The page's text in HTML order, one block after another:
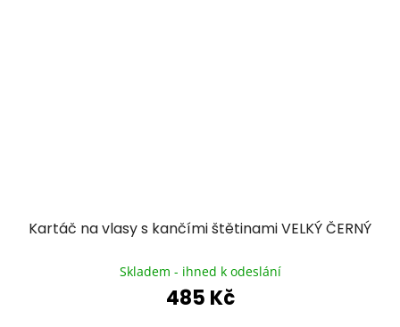
Kartáč na vlasy s kančími štětinami VELKÝ ČERNÝ
hodnocení
produktu
je
Skladem - ihned k odeslání
485 Kč